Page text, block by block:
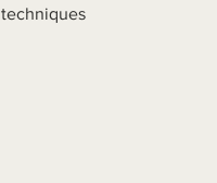
techniques